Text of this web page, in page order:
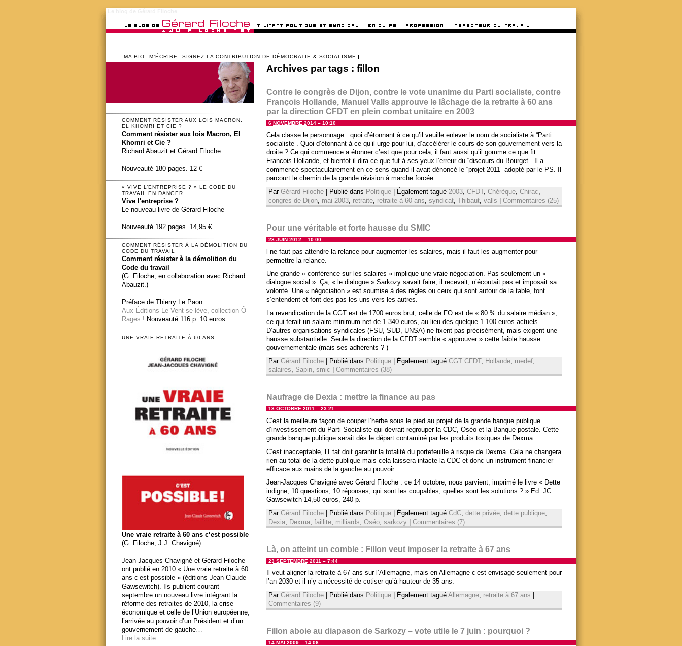
MA BIO M’ÉCRIRE SIGNEZ LA CONTRIBUTION DE DÉMOCRATIE & SOCIALISME
Archives par tags : fillon
Contre le congrès de Dijon, contre le vote unanime du Parti socialiste, contre
François Hollande, Manuel Valls approuve le lâchage de la retraite à 60 ans
par la direction CFDT en plein combat unitaire en 2003
6 NOVEMBRE 2014 – 10:10
Cela classe le personnage : quoi d’étonnant à ce qu’il veuille enlever le nom de socialiste à “Parti
socialiste”. Quoi d’étonnant à ce qu’il urge pour lui, d’accélèrer le cours de son gouvernement vers la
droite ? Ce qui commence a étonner c’est que pour cela, il faut aussi qu’il gomme ce que fit
Francois Hollande, et bientot il dira ce que fut à ses yeux l’erreur du “discours du Bourget”. Il a
commencé spectaculairement en ce sens quand il avait dénoncé le “projet 2011” adopté par le PS. Il
parcourt le chemin de la grande révision à marche forcée.
Par Gérard Filoche Publié dans Politique Également tagué 2003, CFDT, Chérèque, Chirac
congres de Dijon, mai 2003, retraite, retraite à 60 ans syndicat, Thibaut, valls Commentaires (25)
Pour une véritable et forte hausse du SMIC
28 JUIN 2012 – 10:00
l ne faut pas attendre la relance pour augmenter les salaires, mais il faut les augmenter pour
permettre la relance.
Une grande « conférence sur les salaires » implique une vraie négociation. Pas seulement un «
dialogue social ». Ça, « le dialogue » Sarkozy savait faire, il recevait, n’écoutait pas et imposait sa
volonté. Une « négociation » est soumise à des règles ou ceux qui sont autour de la table, font
s’entendent et font des pas les uns vers les autres.
La revendication de la CGT est de 1700 euros brut, celle de FO est de « 80 % du salaire médian »,
ce qui ferait un salaire minimum net de 1 340 euros, au lieu des quelque 1 100 euros actuels.
D’autres organisations syndicales (FSU, SUD, UNSA) ne fixent pas précisément, mais exigent une
hausse substantielle. Seule la direction de la CFDT semble « approuver » cette faible hausse
gouvernementale (mais ses adhérents ? )
Par Gérard Filoche Publié dans Politique Également tagué CGT CFDT, Hollande, medef,
salaires, Sapin, smic Commentaires (38)
Naufrage de Dexia : mettre la finance au pas
13 OCTOBRE 2011 – 23:21
C’est la meilleure façon de couper l’herbe sous le pied au projet de la grande banque publique
d’investissement du Parti Socialiste qui devrait regrouper la CDC, Oséo et la Banque postale. Cette
grande banque publique serait dès le départ contaminé par les produits toxiques de Dexma.
C’est inacceptable, l’Etat doit garantir la totalité du portefeuille à risque de Dexma. Cela ne changera
rien au total de la dette publique mais cela laissera intacte la CDC et donc un instrument financier
efficace aux mains de la gauche au pouvoir.
Jean-Jacques Chavigné avec Gérard Filoche : ce 14 octobre, nous parvient, imprimé le livre « Dette
indigne, 10 questions, 10 réponses, qui sont les coupables, quelles sont les solutions ? » Ed. JC
Gawsewitch 14,50 euros, 240 p.
Par Gérard Filoche | Publié dans Politique | Également tagué CdC, dette privée, dette publique,
Dexia, Dexma, faillite, milliards Oséo, sarkozy | Commentaires (7)
Là, on atteint un comble : Fillon veut imposer la retraite à 67 ans
23 SEPTEMBRE 2011 – 7:44
Il veut aligner la retraite à 67 ans sur l’Allemagne, mais en Allemagne c’est envisagé seulement pour
l’an 2030 et il n’y a nécessité de cotiser qu’à hauteur de 35 ans.
Par Gérard Filoche Publié dans Politique Également tagué Allemagne, retraite à 67 ans
Commentaires (9)
Fillon aboie au diapason de Sarkozy – vote utile le 7 juin : pourquoi ?
14 MAI 2009 – 14:06
COMMENT RÉSISTER AUX LOIS MACRON,
EL KHOMRI ET CIE ?
Comment résister aux lois Macron, El
Khomri et Cie ?
Richard Abauzit et Gérard Filoche
Nouveauté 180 pages. 12 €
« VIVE L’ENTREPRISE ? » LE CODE DU
TRAVAIL EN DANGER
Vive l'entreprise ?
Le nouveau livre de Gérard Filoche
Nouveauté 192 pages. 14,95 €
COMMENT RÉSISTER À LA DÉMOLITION DU
CODE DU TRAVAIL
Comment résister à la démolition du
Code du travail
(G. Filoche, en collaboration avec Richard
Abauzit.)
Préface de Thierry Le Paon
Aux Éditions Le Vent se lève, collection Ô
Rages ! Nouveauté 116 p. 10 euros
UNE VRAIE RETRAITE À 60 ANS
Une vraie retraite à 60 ans c‘est possible
(G. Filoche, J.J. Chavigné)
Jean-Jacques Chavigné et Gérard Filoche
ont publié en 2010 « Une vraie retraite à 60
ans c’est possible » (éditions Jean Claude
Gawsewitch). Ils publient courant
septembre un nouveau livre intégrant la
réforme des retraites de 2010, la crise
économique et celle de l’Union européenne,
l’arrivée au pouvoir d’un Président et d’un
gouvernement de gauche…
Lire la suite